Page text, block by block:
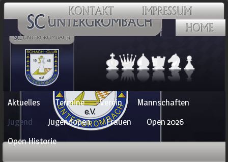
Navigation
überspringen
Aktuelles Termine Verein
Mannschaften
Jugend
Jugendopen Frauen
Open 2026
Open Historie